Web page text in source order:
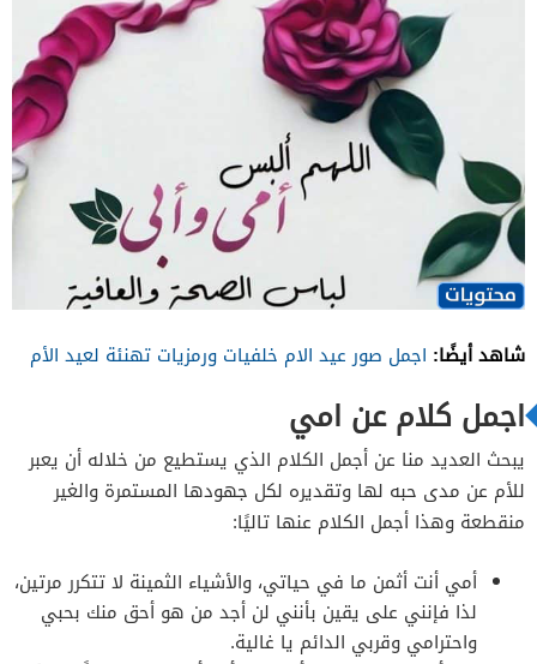
شاهد أيضًا: اجمل صور عيد الام خلفيات ورمزيات تهنئة لعيد الأم
اجمل كلام عن امي
يبحث العديد منا عن أجمل الكلام الذي يستطيع من خلاله أن يعبر
للأم عن مدى حبه لها وتقديره لكل جهودها المستمرة والغير
منقطعة وهذا أجمل الكلام عنها تاليًا:
أمي أنت أثمن ما في حياتي، والأشياء الثمينة لا تتكرر مرتين،
لذا فإنني على يقين بأنني لن أجد من هو أحق منك بحبي
واحترامي وقربي الدائم يا غالية.